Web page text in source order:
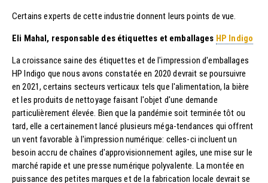
Certains experts de cette industrie donnent leurs points de vue.
Eli Mahal, responsable des étiquettes et emballages HP Indigo
La croissance saine des étiquettes et de l'impression d'emballages
HP Indigo que nous avons constatée en 2020 devrait se poursuivre
en 2021, certains secteurs verticaux tels que l'alimentation, la bière
et les produits de nettoyage faisant l'objet d'une demande
particulièrement élevée. Bien que la pandémie soit terminée tôt ou
tard, elle a certainement lancé plusieurs méga-tendances qui offrent
un vent favorable à l'impression numérique: celles-ci incluent un
besoin accru de chaînes d'approvisionnement agiles, une mise sur le
marché rapide et une presse numérique polyvalente. La montée en
puissance des petites marques et de la fabrication locale devrait se